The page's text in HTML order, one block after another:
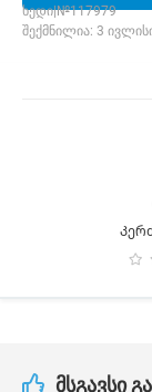
ხედი|№117979
შექმნილია: 3
მსგავსი